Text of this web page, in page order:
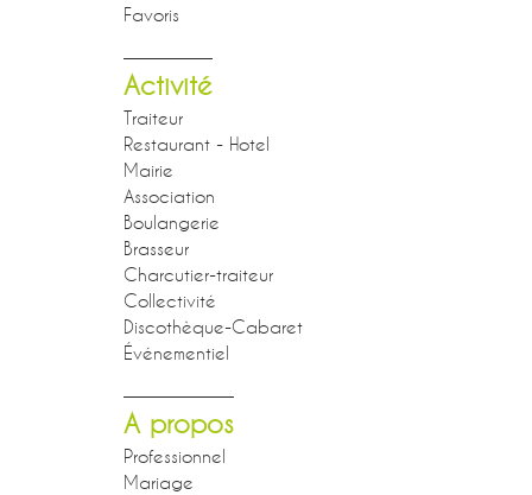
Favoris
Activité
Traiteur
Restaurant - Hotel
Mairie
Association
Boulangerie
Brasseur
Charcutier-traiteur
Collectivité
Discothèque-Cabaret
Événementiel
A propos
Professionnel
Mariage